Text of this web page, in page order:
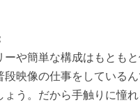
ーや簡単な構成はもとも
段映像の仕事をしている
ょう。だから手触りに憧れ